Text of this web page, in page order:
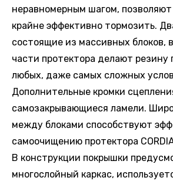
неравномерным шагом,
крайне эффективно тормозить.
состоящие из массивных блоков,
части протектора делают резину
любых, даже самых сложных
Дополнительные кромки
самозакрывающиеся ламели.
между блоками способствуют
самоочищению протектора
В конструкции покрышки
многослойный каркас,